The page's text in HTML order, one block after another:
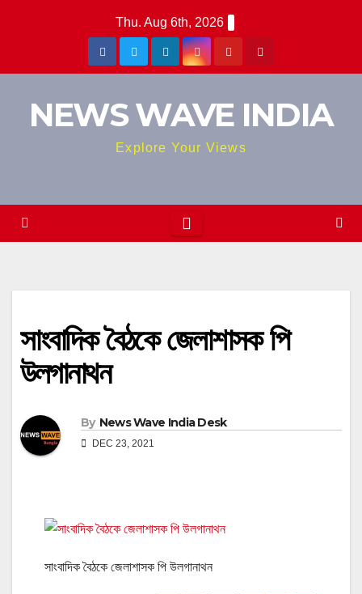
Thu. Aug 6th, 2026
NEWS WAVE INDIA
Explore Your Views
সাংবাদিক বৈঠকে জেলাশাসক পি
উলগানাথন
By News Wave India Desk
DEC 23, 2021
সাংবাদিক বৈঠকে জেলাশাসক পি উলগানাথন